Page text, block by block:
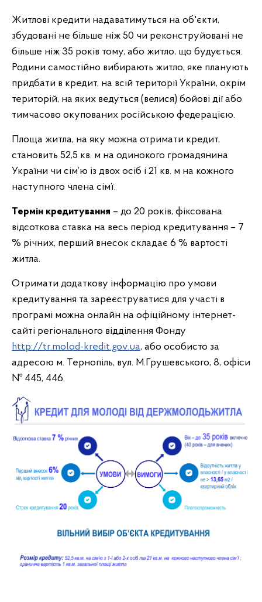
Житлові кредити надаватимуться на об'єкти,
збудовані не більше ніж 50 чи реконструйовані не
більше ніж 35 років тому, або житло, що будується.
Родини самостійно вибирають житло, яке планують
придбати в кредит, на всій території України, окрім
територій, на яких ведуться (велися) бойові дії або
тимчасово окупованих російською федерацією.
Площа житла, на яку можна отримати кредит,
становить 52,5 кв. м на одинокого громадянина
України чи сім’ю із двох осіб і 21 кв. м на кожного
наступного члена сім’ї.
Термін кредитування – до 20 років, фіксована
відсоткова ставка на весь період кредитування – 7
% річних, перший внесок складає 6 % вартості
житла.
Отримати додаткову інформацію про умови
кредитування та зареєструватися для участі в
програмі можна онлайн на офіційному інтернет-
сайті регіонального відділення Фонду
http://tr.molod-kredit.gov.ua, або особисто за
адресою м. Тернопіль, вул. М.Грушевського, 8, офіси
№ 445, 446.